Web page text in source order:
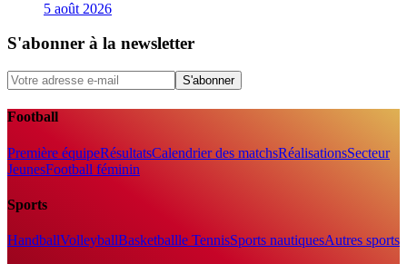
5 août 2026
S'abonner à la newsletter
S'abonner
Football
Première équipeRésultatsCalendrier des matchsRéalisationsSecteur
JeunesFootball féminin
Sports
HandballVolleyballBasketballle TennisSports nautiquesAutres sports